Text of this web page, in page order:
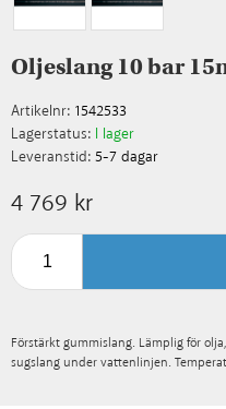
Oljeslang 10 bar
Artikelnr: 1542533
Lagerstatus: I lager
Leveranstid: 5-7 dagar
4 769 kr
Förstärkt gummislang. Lämplig för
sugslang under vattenlinjen.